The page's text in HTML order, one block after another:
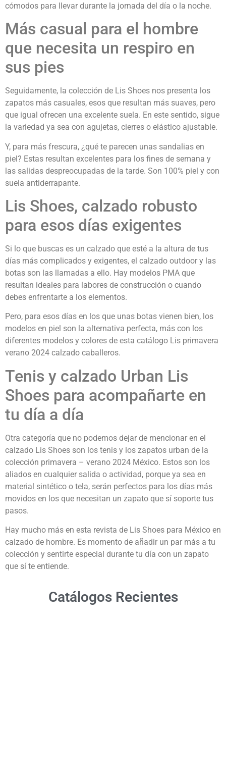
cómodos para llevar durante la jornada del día o la noche.
Más casual para el hombre
que necesita un respiro en
sus pies
Seguidamente, la colección de Lis Shoes nos presenta los
zapatos más casuales, esos que resultan más suaves, pero
que igual ofrecen una excelente suela. En este sentido, sigue
la variedad ya sea con agujetas, cierres o elástico ajustable.
Y, para más frescura, ¿qué te parecen unas sandalias en
piel? Estas resultan excelentes para los fines de semana y
las salidas despreocupadas de la tarde. Son 100% piel y con
suela antiderrapante.
Lis Shoes, calzado robusto
para esos días exigentes
Si lo que buscas es un calzado que esté a la altura de tus
días más complicados y exigentes, el calzado outdoor y las
botas son las llamadas a ello. Hay modelos PMA que
resultan ideales para labores de construcción o cuando
debes enfrentarte a los elementos.
Pero, para esos días en los que unas botas vienen bien, los
modelos en piel son la alternativa perfecta, más con los
diferentes modelos y colores de esta catálogo Lis primavera
verano 2024 calzado caballeros.
Tenis y calzado Urban Lis
Shoes para acompañarte en
tu día a día
Otra categoría que no podemos dejar de mencionar en el
calzado Lis Shoes son los tenis y los zapatos urban de la
colección primavera – verano 2024 México. Estos son los
aliados en cualquier salida o actividad, porque ya sea en
material sintético o tela, serán perfectos para los días más
movidos en los que necesitan un zapato que sí soporte tus
pasos.
Hay mucho más en esta revista de Lis Shoes para México en
calzado de hombre. Es momento de añadir un par más a tu
colección y sentirte especial durante tu día con un zapato
que sí te entiende.
Catálogos Recientes